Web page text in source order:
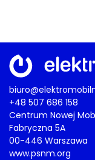
+48 507 686 158
Centrum Nowej
Fabryczna 5A
00-446 Warszawa
www.psnm.org